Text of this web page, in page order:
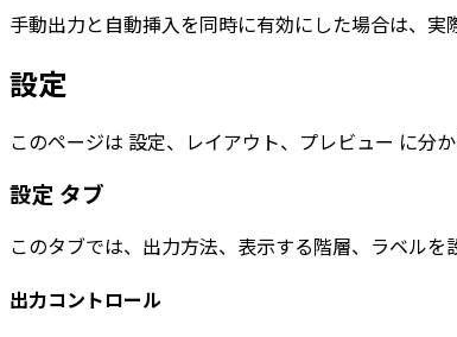
手動出力と自動挿入を同時に有効にした場合は、
設定
このページは 設定、 レイアウト、 プレビュー に分
設定 タブ
このタブでは、出力方法、表示する階層、ラベルを
出力コントロール